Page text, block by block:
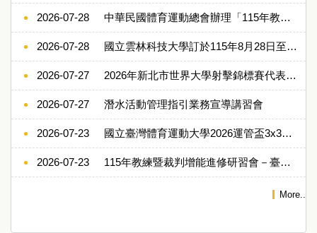
2026-07-28 中華民國體育運動總會辦理「115年教練暨裁判增能進修研習會－高雄場（第17梯次）」活動資訊
2026-07-28 國立雲林科技大學訂於115年8月28日至8月30日辦理第二十一屆友好盃排球邀請賽
2026-07-27 2026年新北市世界大學射擊錦標賽代表隊遴選
2026-07-27 潛水活動管理指引業務宣導講習會
2026-07-23 國立臺灣體育運動大學2026運管盃3x3籃球賽
2026-07-23 115年教練暨裁判增能進修研習會－臺北場（第15梯次）
More..